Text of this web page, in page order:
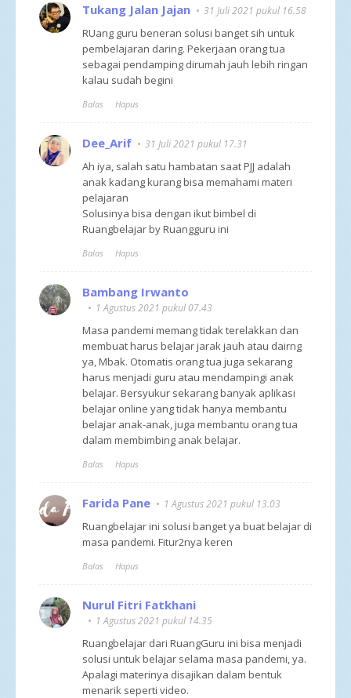
Tukang Jalan Jajan 31 Juli 2021 pukul 16.58
RUang guru beneran solusi banget sih untuk
pembelajaran daring. Pekerjaan orang tua
sebagai pendamping dirumah jauh lebih ringan
kalau sudah begini
Balas Hapus
Dee_Arif 31 Juli 2021 pukul 17.31
Ah iya, salah satu hambatan saat PJJ adalah
anak kadang kurang bisa memahami materi
pelajaran
Solusinya bisa dengan ikut bimbel di
Ruangbelajar by Ruangguru ini
Balas Hapus
Bambang Irwanto
1 Agustus 2021 pukul 07.43
Masa pandemi memang tidak terelakkan dan
membuat harus belajar jarak jauh atau dairng
ya, Mbak. Otomatis orang tua juga sekarang
harus menjadi guru atau mendampingi anak
belajar. Bersyukur sekarang banyak aplikasi
belajar online yang tidak hanya membantu
belajar anak-anak, juga membantu orang tua
dalam membimbing anak belajar.
Balas Hapus
Farida Pane 1 Agustus 2021 pukul 13.03
Ruangbelajar ini solusi banget ya buat belajar di
masa pandemi. Fitur2nya keren
Balas Hapus
Nurul Fitri Fatkhani
1 Agustus 2021 pukul 14.35
Ruangbelajar dari RuangGuru ini bisa menjadi
solusi untuk belajar selama masa pandemi, ya.
Apalagi materinya disajikan dalam bentuk
menarik seperti video.